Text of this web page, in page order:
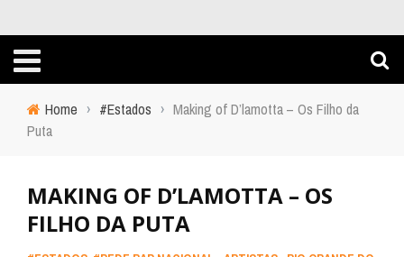
Home › #Estados › Making of D’lamotta – Os Filho da
Puta
MAKING OF D’LAMOTTA – OS
FILHO DA PUTA